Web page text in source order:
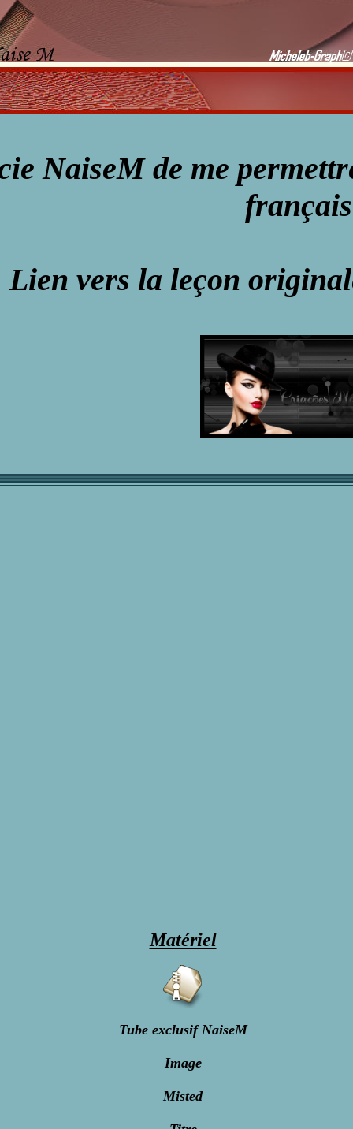
NaiseM de me
français
Lien vers la leçon
Matériel
Tube exclusif NaiseM
Image
Misted